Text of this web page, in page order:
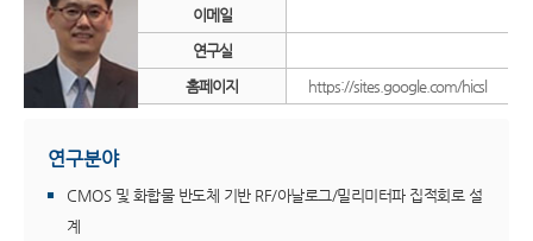
이메일
연구실
홈페이지
https://sites.google.com/hicsl
연구분야
CMOS 및 화합물 반도체 기반 RF/아날로그/밀리미터파 집적회로 설
계